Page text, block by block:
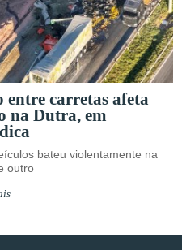
entre carretas afeta
na Dutra, em
bateu violentamente na
outro